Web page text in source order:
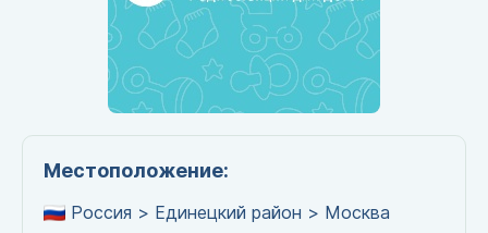
Местоположение:
Россия > Единецкий район > Москва